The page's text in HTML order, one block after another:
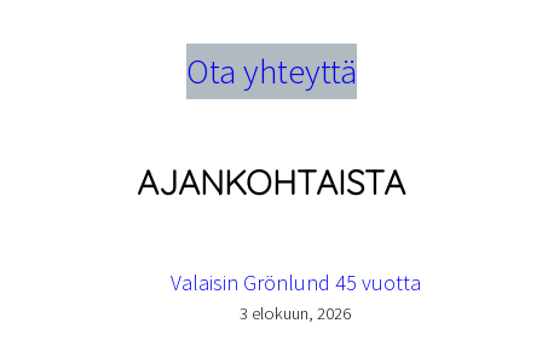
Ota yhteyttä
AJANKOHTAISTA
Valaisin Grönlund 45 vuotta
3 elokuun, 2026